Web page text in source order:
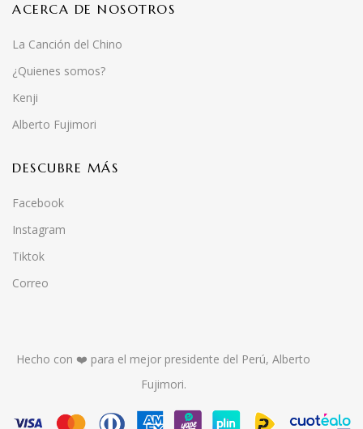
ACERCA DE NOSOTROS
La Canción del Chino
¿Quienes somos?
Kenji
Alberto Fujimori
DESCUBRE MÁS
Facebook
Instagram
Tiktok
Correo
Hecho con ❤️ para el mejor presidente del Perú, Alberto
Fujimori.